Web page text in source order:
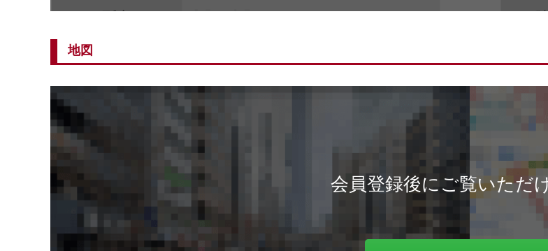
地図
会員登録後にご覧いただ